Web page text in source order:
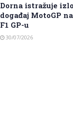
Dorna istražuje
događaj MotoGP
F1 GP-u
30/07/2026